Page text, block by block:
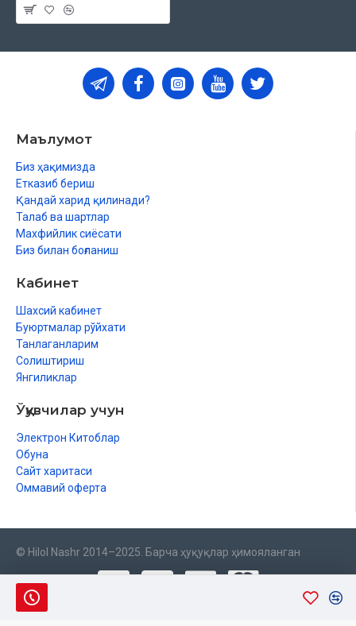
Маълумот
Биз ҳақимизда
Етказиб бериш
Қандай харид қилинади?
Талаб ва шартлар
Махфийлик сиёсати
Биз билан боғланиш
Кабинет
Шахсий кабинет
Буюртмалар рўйхати
Танлаганларим
Солиштириш
Янгиликлар
Ўқувчилар учун
Электрон Китоблар
Обуна
Сайт харитаси
Оммавий оферта
© Hilol Nashr 2014–2025. Барча ҳуқуқлар ҳимояланган